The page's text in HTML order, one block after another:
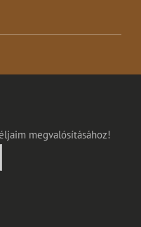
megvalósításához!